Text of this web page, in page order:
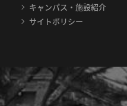
キャンパス・施設紹介
サイトポリシー